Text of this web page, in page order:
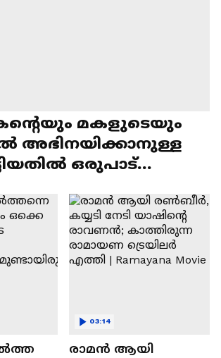
മകളുടെയും
അഭിനയിക്കാനുള്ള
ഒരുപാട്
രാമന്‍ ആയി
03:14